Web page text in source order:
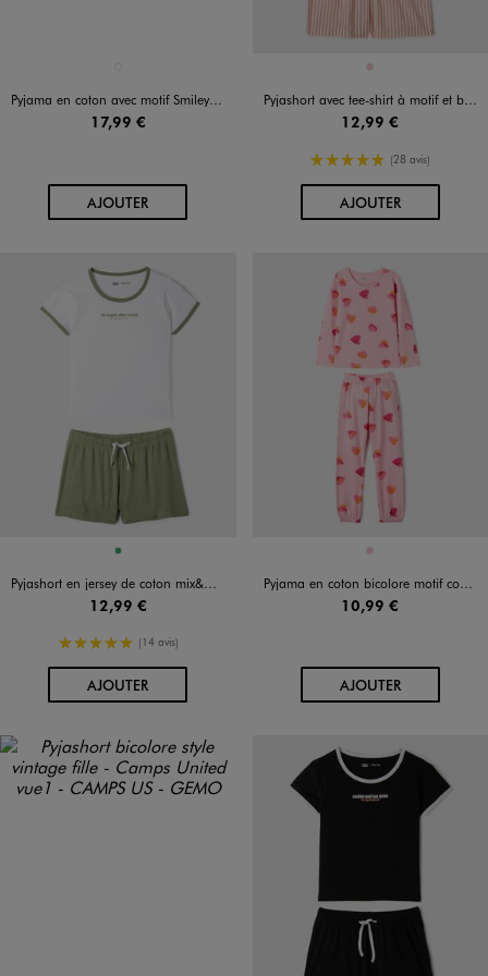
Pyjama en coton avec motif Smiley fille - Smiley World
17,99 €
AJOUTERAU PANIER
Disponible en 1 coloris
ROSE
Pyjashort avec tee-shirt à motif et bas rayé fille
12,99 €
5/5 de moyenne
(28 avis)
AJOUTERAU PANIER
Disponible en 1 coloris
VERT
Pyjashort en jersey de coton mix&match fille
12,99 €
5/5 de moyenne
(14 avis)
AJOUTERAU PANIER
Disponible en 1 coloris
Pyjama en coton bicolore motif coeur fille
10,99 €
AJOUTERAU PANIER